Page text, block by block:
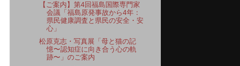
【ご案内】第4回福島国際専門家
会議「福島原発事故から4年：
県民健康調査と県民の安全・安
心」
松原克志・写真展「母と猫の記
憶〜認知症に向き合う心の軌
跡〜」のご案内